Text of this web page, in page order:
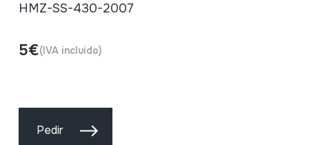
HMZ-SS-430-2007
5€(IVA incluido)
Pedir